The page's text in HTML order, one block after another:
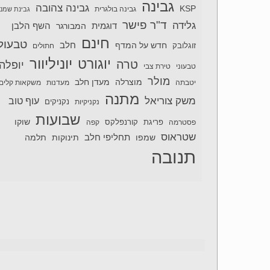
KSP גבינה גבינה בולגרית גבינה צהובה גבינת
גלידה ד"ר פישר דוגמית המבורגר השף הלבן
זוגלובק חדש על המדף חינם חלב חתולים
טבעוני טירת צבי טרה יוגורט יוניליוור
יטבתה מולר מוצרלה מעדן חלב מעדנות משקאות
משק צוריאל מתנה נקניקיות נקניקים עוף טוב
פסטרמה פריגת קורנפלקס קפה שבועות שוקו
שטראוס שמפו תחליפי חלב תינוקות תלמה
תנובה